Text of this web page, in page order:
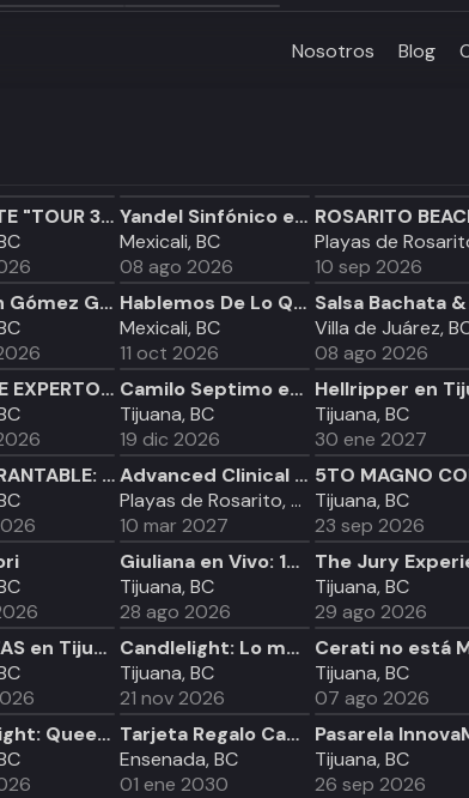
Nosotros Blog
ELEFANTE "TOUR 30 ANIVERSARIO"
Yandel Sinfónico en Mexicali
Mexicali, BC
08 ago 2026
10 sep 2026
Esteban Gómez González + Vitálico en Tijuana
Hablemos De Lo Que No Existe en Mexicali
Mexicali, BC
11 oct 2026
Villa de Juárez,
08 ago 2026
FORO DE EXPERTOS EN CONTROL DE CALIDAD EN CONSTRUCCIÓN
Camilo Septimo en Tijuana
Tijuana, BC
19 dic 2026
Tijuana, BC
30 ene 2027
INQUEBRANTABLE: DE MUERTE A VIDA
Advanced Clinical Pearls Forum
Playas de Rosarito, BC
10 mar 2027
Tijuana, BC
23 sep 2026
Giuliana en Vivo: 10 Años - Vinyl Release Concert
Tijuana, BC
28 ago 2026
Tijuana, BC
29 ago 2026
Los TETAS en Tijuana
Candlelight: Lo mejor de K-Pop
Tijuana, BC
21 nov 2026
Tijuana, BC
07 ago 2026
Candlelight: Queen vs. ABBA
Tarjeta Regalo Candlelight - Ensenada
Ensenada, BC
01 ene 2030
Tijuana, BC
26 sep 2026